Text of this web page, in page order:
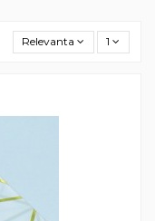
Relevanta 1